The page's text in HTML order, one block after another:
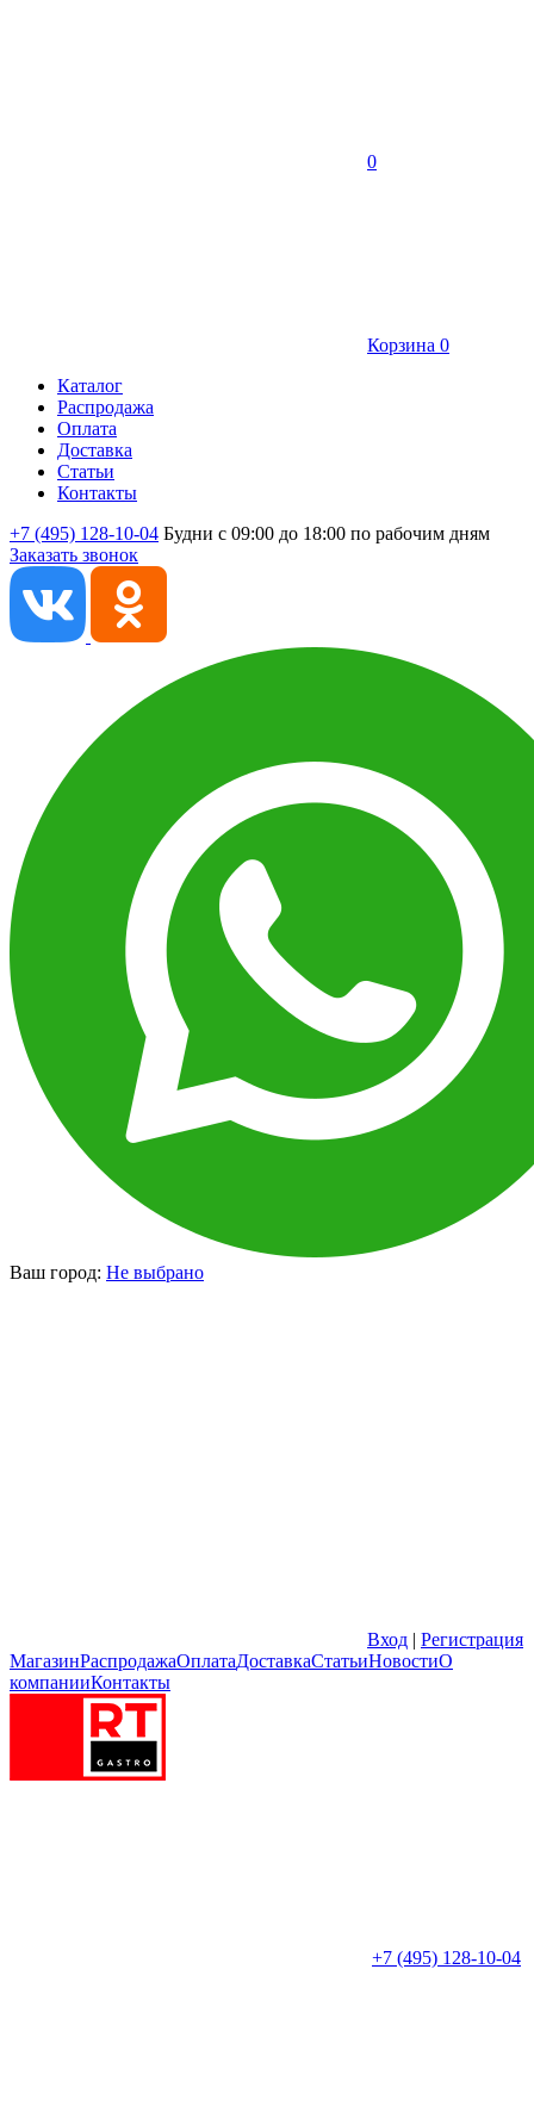
0
Корзина 0
Каталог
Распродажа
Оплата
Доставка
Статьи
Контакты
+7 (495) 128-10-04 Будни с 09:00 до 18:00 по рабочим дням
Заказать звонок
Ваш город: Не выбрано
Вход | Регистрация
МагазинРаспродажаОплатаДоставкаСтатьиНовостиО
компанииКонтакты
+7 (495) 128-10-04